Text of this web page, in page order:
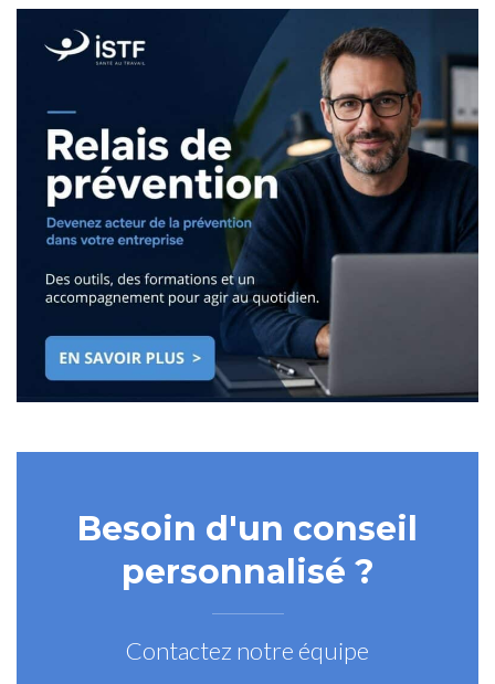
Besoin d'un conseil
personnalisé ?
Contactez notre équipe